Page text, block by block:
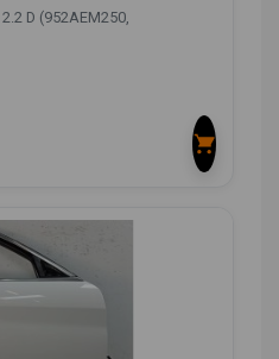
D (952AEM250,